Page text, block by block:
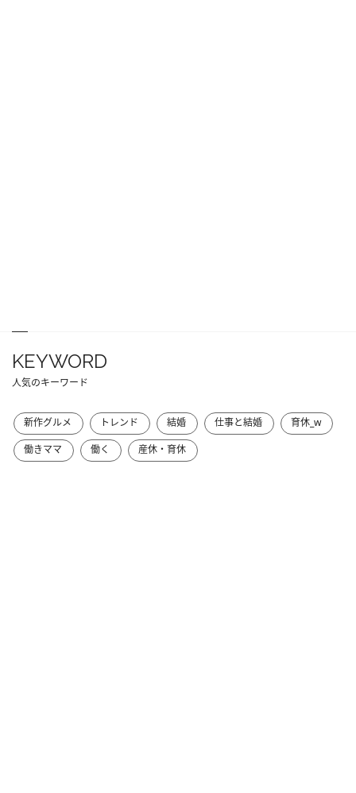
KEYWORD
人気のキーワード
新作グルメ トレンド 結婚 仕事と結婚
育休_w
働きママ
働く 産休・育休